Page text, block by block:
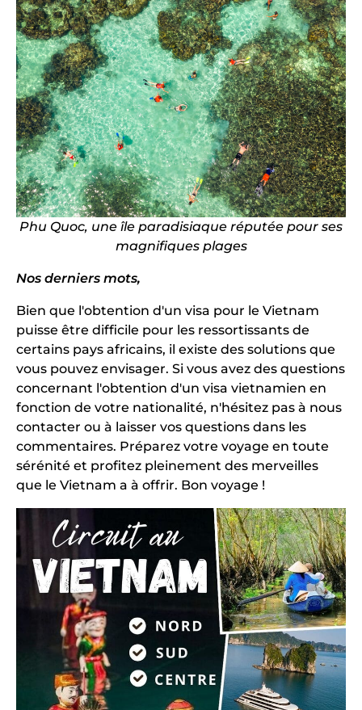
Phu Quoc, une île paradisiaque réputée pour ses
magnifiques plages
Nos derniers mots,
Bien que l'obtention d'un visa pour le Vietnam
puisse être difficile pour les ressortissants de
certains pays africains, il existe des solutions que
vous pouvez envisager. Si vous avez des questions
concernant l'obtention d'un visa vietnamien en
fonction de votre nationalité, n'hésitez pas à nous
contacter ou à laisser vos questions dans les
commentaires. Préparez votre voyage en toute
sérénité et profitez pleinement des merveilles
que le Vietnam a à offrir. Bon voyage !